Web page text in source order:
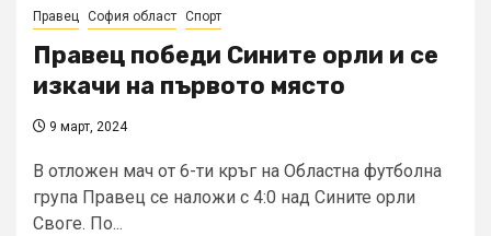
Правец София област Спорт
Правец победи Сините орли и се
изкачи на първото място
9 март, 2024
В отложен мач от 6-ти кръг на Областна футболна
група Правец се наложи с 4:0 над Сините орли
Своге. По...